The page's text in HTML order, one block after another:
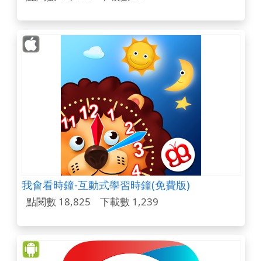
我會看時鐘-互動式學習時鐘(免費版)
點閱數 18,825 下載數 1,239